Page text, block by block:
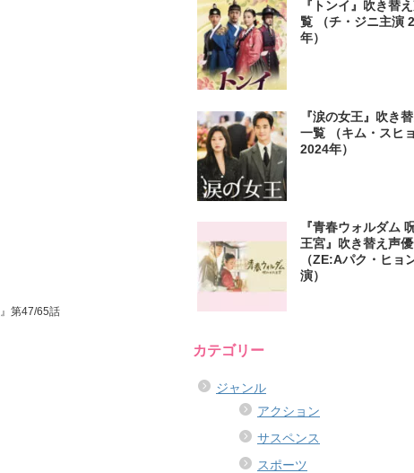
』第47/65話
『トンイ』吹き替
覧 （チ・ジニ主演
年）
『涙の女王』吹き
一覧 （キム・スヒ
2024年）
『青春ウォルダム
王宮』吹き替え声
（ZE:Aパク・ヒョ
演）
カテゴリー
ジャンル
アクション
サスペンス
スポーツ